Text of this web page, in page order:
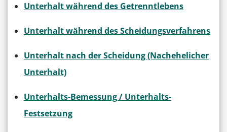
Unterhalt während des Getrenntlebens
Unterhalt während des Scheidungsverfahrens
Unterhalt nach der Scheidung (Nachehelicher
Unterhalt)
Unterhalts-Bemessung / Unterhalts-
Festsetzung